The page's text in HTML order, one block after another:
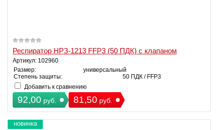
Респиратор НРЗ-1213 FFP3 (50 ПДК) с клапаном
Артикул: 102960
Размер:
универсальный
Степень защиты:
50 ПДК / FFP3
Добавить к сравнению
92,00 руб. 81,50 руб.
новинка